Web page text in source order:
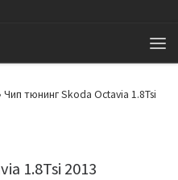
Чип тюнинг Skoda Octavia 1.8Tsi
1.8Tsi 2013